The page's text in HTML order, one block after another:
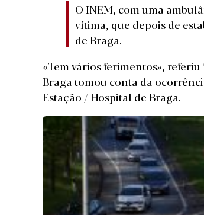
O INEM, com uma
vítima, que depois de
de Braga.
«Tem vários ferimentos»,
Braga tomou conta da
Estação / Hospital de Braga.